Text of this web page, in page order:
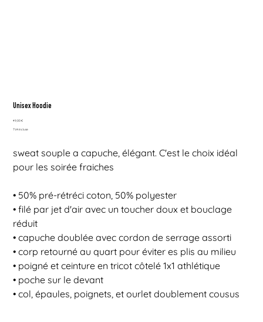
Unisex Hoodie
Prix
49,00 €
TVA Incluse
sweat souple a capuche, élégant. C'est le choix idéal
pour les soirée fraiches
• 50% pré-rétréci coton, 50% polyester
• filé par jet d'air avec un toucher doux et bouclage
réduit
• capuche doublée avec cordon de serrage assorti
• corp retourné au quart pour éviter es plis au milieu
• poigné et ceinture en tricot côtelé 1x1 athlétique
• poche sur le devant
• col, épaules, poignets, et ourlet doublement cousus